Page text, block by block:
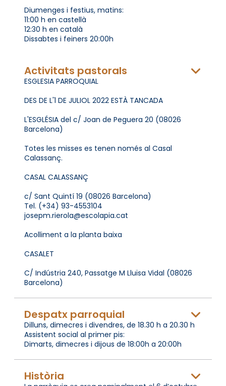
Diumenges i festius, matins:
11:00 h en castellà
12:30 h en català
Dissabtes i feiners 20:00h
Activitats pastorals
ESGLESIA PARROQUIAL
DES DE L'1 DE JULIOL 2022 ESTÀ TANCADA
L'ESGLÉSIA del c/ Joan de Peguera 20 (08026
Barcelona)
Totes les misses es tenen només al Casal
Calassanç.
CASAL CALASSANÇ
c/ Sant Quintí 19 (08026 Barcelona)
Tel. (+34) 93-4553104
josepm.rierola@escolapia.cat
Acolliment a la planta baixa
CASALET
C/ Indústria 240, Passatge M Lluïsa Vidal (08026
Barcelona)
Despatx parroquial
Dilluns, dimecres i divendres, de 18.30 h a 20.30 h
Assistent social al primer pis:
Dimarts, dimecres i dijous de 18:00h a 20:00h
Història